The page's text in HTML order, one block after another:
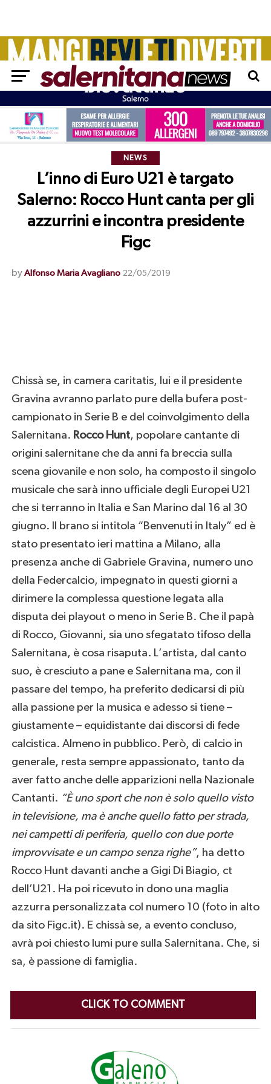
NEWS
L’inno di Euro U21 è targato
Salerno: Rocco Hunt canta per gli
azzurrini e incontra presidente
Figc
by Alfonso Maria Avagliano 22/05/2019
Chissà se, in camera caritatis, lui e il presidente
Gravina avranno parlato pure della bufera post-
campionato in Serie B e del coinvolgimento della
Salernitana. Rocco Hunt, popolare cantante di
origini salernitane che da anni fa breccia sulla
scena giovanile e non solo, ha composto il singolo
musicale che sarà inno ufficiale degli Europei U21
che si terranno in Italia e San Marino dal 16 al 30
giugno. Il brano si intitola “Benvenuti in Italy” ed è
stato presentato ieri mattina a Milano, alla
presenza anche di Gabriele Gravina, numero uno
della Federcalcio, impegnato in questi giorni a
dirimere la complessa questione legata alla
disputa dei playout o meno in Serie B. Che il papà
di Rocco, Giovanni, sia uno sfegatato tifoso della
Salernitana, è cosa risaputa. L’artista, dal canto
suo, è cresciuto a pane e Salernitana ma, con il
passare del tempo, ha preferito dedicarsi di più
alla passione per la musica e adesso si tiene –
giustamente – equidistante dai discorsi di fede
calcistica. Almeno in pubblico. Però, di calcio in
generale, resta sempre appassionato, tanto da
aver fatto anche delle apparizioni nella Nazionale
Cantanti. “È uno sport che non è solo quello visto
in televisione, ma è anche quello fatto per strada,
nei campetti di periferia, quello con due porte
improvvisate e un campo senza righe”, ha detto
Rocco Hunt davanti anche a Gigi Di Biagio, ct
dell’U21. Ha poi ricevuto in dono una maglia
azzurra personalizzata col numero 10 (foto in alto
da sito Figc.it). E chissà se, a evento concluso,
avrà poi chiesto lumi pure sulla Salernitana. Che, si
sa, è passione di famiglia.
CLICK TO COMMENT